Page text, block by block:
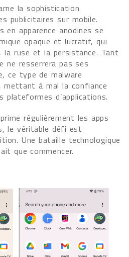
la sophistication
publicitaires sur mobile.
en apparence anodines se
opaque et lucratif, qui
la ruse et la persistance. Tant
ne resserrera pas ses
ce type de malware
mettant à mal la confiance
d’applications.
régulièrement les apps
le véritable défi est
Une bataille technologique
que commencer.